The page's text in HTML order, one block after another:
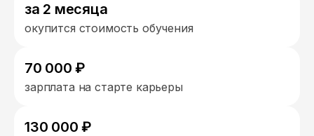
за 2 месяца
окупится стоимость обучения
70 000 ₽
зарплата на старте карьеры
130 000 ₽